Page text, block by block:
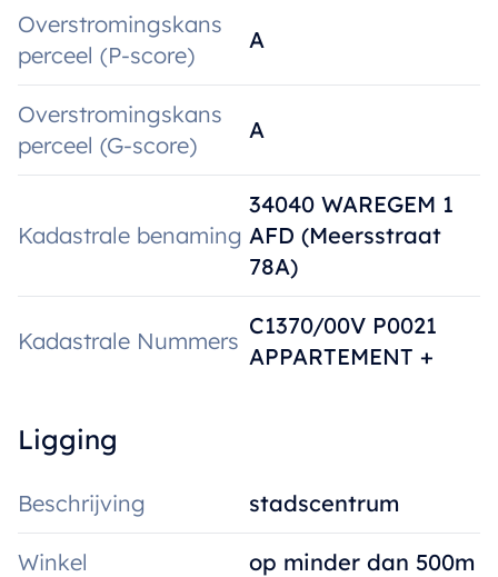
Overstromingskans
perceel (P-score)
A
Overstromingskans
perceel (G-score)
A
Kadastrale benaming
34040 WAREGEM 1
AFD (Meersstraat
78A)
Kadastrale Nummers
C1370/00V P0021
APPARTEMENT +
Ligging
Beschrijving stadscentrum
Winkel op minder dan 500m